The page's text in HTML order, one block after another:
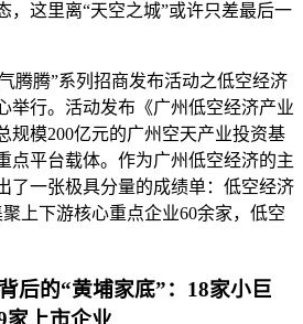
，这里离“天空之城”或许只差最后一
腾腾”系列招商发布活动之低空经济
举行。活动发布《广州低空经济产业
规模200亿元的广州空天产业投资基
点平台载体。作为广州低空经济的主
了一张极具分量的成绩单：低空经济
上下游核心重点企业60余家，低空
后的“黄埔家底”：18家小巨
家上市企业